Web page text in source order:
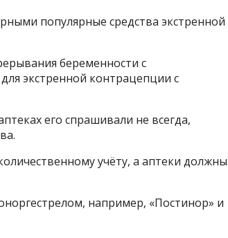
популярные средства экстренной
беременности с
экстренной контрацепции с
его спрашивали не всегда,
учёту, а аптеки должны
например, «Постинор» и